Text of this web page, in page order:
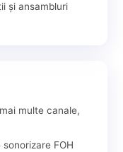
și ansambluri
multe canale,
FOH